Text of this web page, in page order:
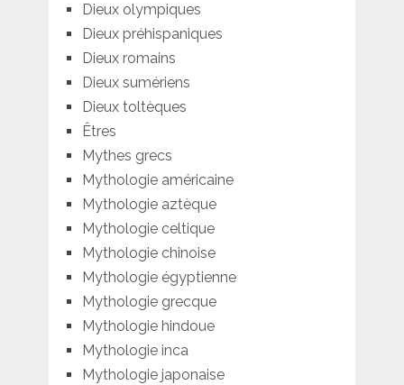
Dieux olympiques
Dieux préhispaniques
Dieux romains
Dieux sumériens
Dieux toltèques
Êtres
Mythes grecs
Mythologie américaine
Mythologie aztèque
Mythologie celtique
Mythologie chinoise
Mythologie égyptienne
Mythologie grecque
Mythologie hindoue
Mythologie inca
Mythologie japonaise